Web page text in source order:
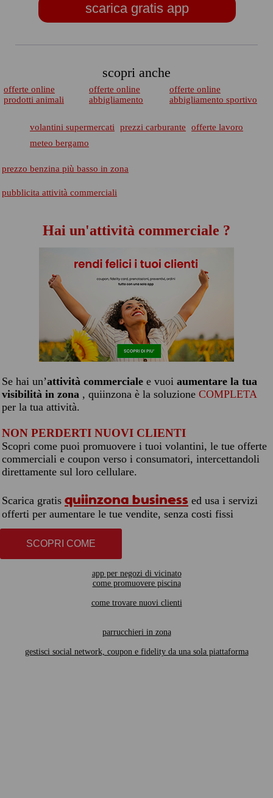
scarica gratis app
scopri anche
offerte online
prodotti animali
offerte online
abbigliamento
offerte online
abbigliamento sportivo
volantini supermercati prezzi carburante
offerte lavoro
meteo bergamo
prezzo benzina più basso in zona
pubblicita attività commerciali
Hai un'attività commerciale ?
Se hai un’attività commerciale e vuoi aumentare la tua
visibilità in zona , quiinzona è la soluzione COMPLETA
per la tua attività.
NON PERDERTI NUOVI CLIENTI
Scopri come puoi promuovere i tuoi volantini, le tue offerte
commerciali e coupon verso i consumatori, intercettandoli
direttamente sul loro cellulare.
Scarica gratis quiinzona business ed usa i servizi
offerti per aumentare le tue vendite, senza costi fissi
SCOPRI COME
app per negozi di vicinato
come promuovere piscina
come trovare nuovi clienti
parrucchieri in zona
gestisci social network, coupon e fidelity da una sola piattaforma